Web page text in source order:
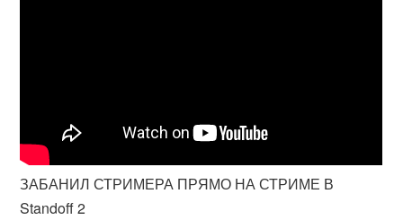
ЗАБАНИЛ СТРИМЕРА ПРЯМО НА СТРИМЕ В
Standoff 2